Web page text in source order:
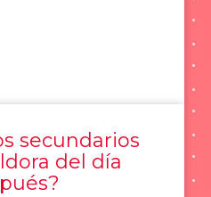
secundarios
del día